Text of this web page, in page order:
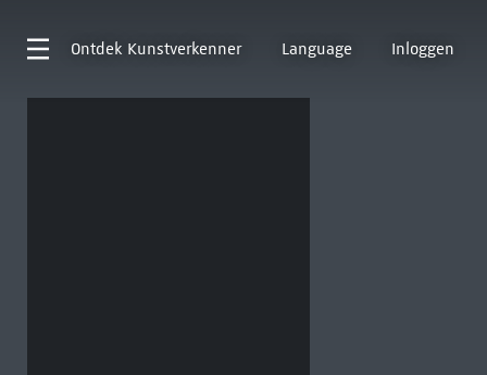
Ontdek Kunstverkenner Language Inloggen